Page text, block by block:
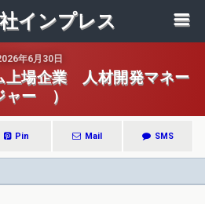
インプレス
年6月30日
上場企業 人材開発マネー
ャー ）
Pin Mail SMS